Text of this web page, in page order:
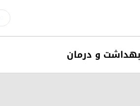
بهداشت و درمان